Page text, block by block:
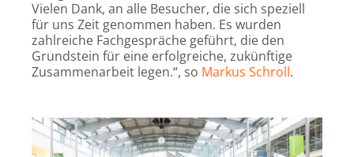
Vielen Dank, an alle Besucher, die sich speziell
für uns Zeit genommen haben. Es wurden
zahlreiche Fachgespräche geführt, die den
Grundstein für eine erfolgreiche, zukünftige
Zusammenarbeit legen.“, so Markus Schroll.